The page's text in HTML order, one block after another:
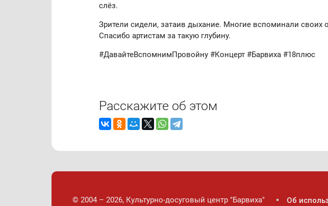
слёз.
Зрители сидели, затаив дыхание. Многие вспоминали
Спасибо артистам за такую глубину.
#ДавайтеВспомнимПровойну #Концерт #Барвиха #18плюс
Расскажите об этом
© 2004 – 2026, Культурно-досуговый центр "Барвиха"
Об